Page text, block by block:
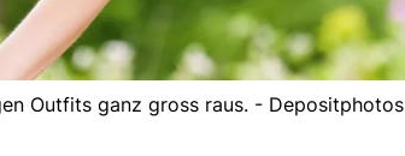
Outfits ganz gross raus. - Depositphotos